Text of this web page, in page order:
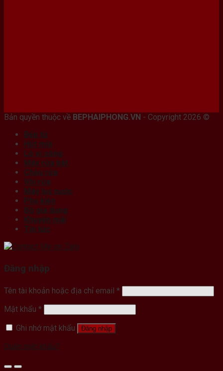
Bản quyền thuộc về BEPHAIPHONG.VN - Copyright 2026 ©
Bếp từ
Hút mùi
Lò vi sóng
Máy rửa bát
Chậu rửa
Vòi rửa
Máy lọc nước
Phụ kiện
Đồ gia dụng
Khuyến mãi
Tin tức
Đăng nhập
Tên tài khoản hoặc địa chỉ email *
Mật khẩu *
Ghi nhớ mật khẩu
Đăng nhập
Quên mật khẩu?